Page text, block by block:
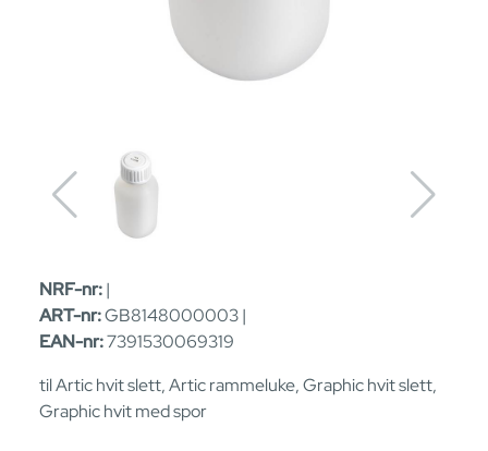
NRF-nr:|
ART-nr:GB8148000003 |
EAN-nr:7391530069319
til Artic hvit slett, Artic rammeluke, Graphic hvit slett,
Graphic hvit med spor